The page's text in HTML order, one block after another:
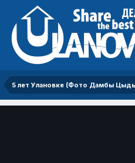
5 лет Улановке (Фото Дамбы